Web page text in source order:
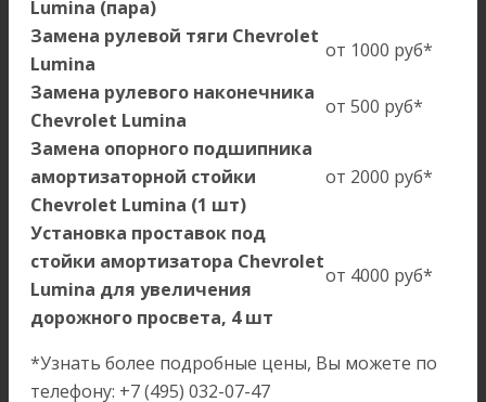
Lumina (пара)
Замена рулевой тяги Chevrolet
Lumina
от 1000 руб*
Замена рулевого наконечника
Chevrolet Lumina
от 500 руб*
Замена опорного подшипника
амортизаторной стойки
Chevrolet Lumina (1 шт)
от 2000 руб*
Установка проставок под
стойки амортизатора Chevrolet
Lumina для увеличения
дорожного просвета, 4 шт
от 4000 руб*
*Узнать более подробные цены, Вы можете по
телефону: +7 (495) 032-07-47